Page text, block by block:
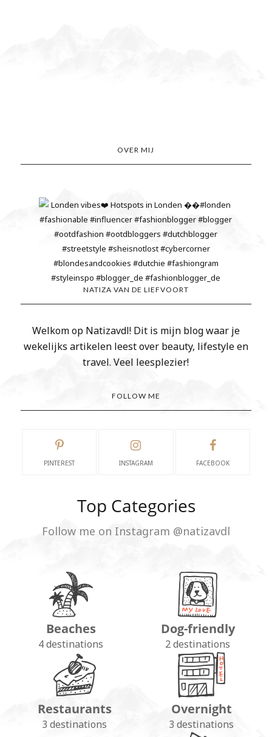
OVER MIJ
NATIZA VAN DE LIEFVOORT
Welkom op Natizavdl! Dit is mijn blog waar je
wekelijks artikelen leest over beauty, lifestyle en
travel. Veel leesplezier!
FOLLOW ME
PINTEREST INSTAGRAM FACEBOOK
Top Categories
Follow me on Instagram @natizavdl
Beaches
4 destinations
Dog-friendly
2 destinations
Restaurants
3 destinations
Overnight
3 destinations